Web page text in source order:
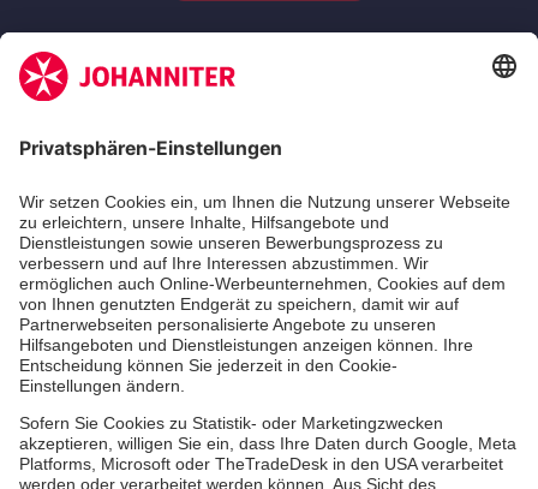
Zertifizierung der Johanniter-Unfall-Hilfe e.V.
Die Johanniter GmbH führt das Spendenzertifikat
des Deutschen Spendenrats e.V.
Dienste & Leistungen